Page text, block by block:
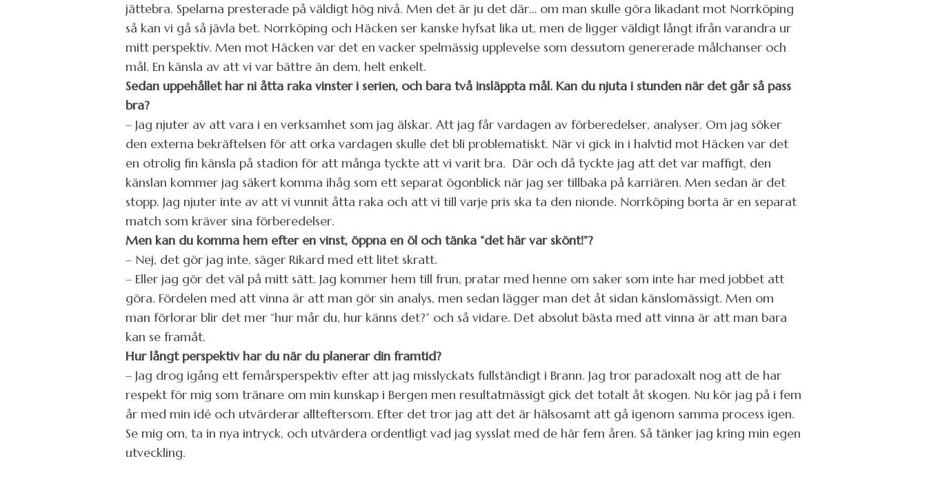
jättebra. Spelarna presterade på väldigt hög nivå. Men det är ju det där… om man skulle göra likadant mot Norrköping
så kan vi gå så jävla bet. Norrköping och Häcken ser kanske hyfsat lika ut, men de ligger väldigt långt ifrån varandra ur
mitt perspektiv. Men mot Häcken var det en vacker spelmässig upplevelse som dessutom genererade målchanser och
mål. En känsla av att vi var bättre än dem, helt enkelt.
Sedan uppehållet har ni åtta raka vinster i serien, och bara två insläppta mål. Kan du njuta i stunden när det går så pass
bra?
– Jag njuter av att vara i en verksamhet som jag älskar. Att jag får vardagen av förberedelser, analyser. Om jag söker
den externa bekräftelsen för att orka vardagen skulle det bli problematiskt. När vi gick in i halvtid mot Häcken var det
en otrolig fin känsla på stadion för att många tyckte att vi varit bra. Där och då tyckte jag att det var maffigt, den
känslan kommer jag säkert komma ihåg som ett separat ögonblick när jag ser tillbaka på karriären. Men sedan är det
stopp. Jag njuter inte av att vi vunnit åtta raka och att vi till varje pris ska ta den nionde. Norrköping borta är en separat
match som kräver sina förberedelser.
Men kan du komma hem efter en vinst, öppna en öl och tänka “det här var skönt!”?
– Nej, det gör jag inte, säger Rikard med ett litet skratt.
– Eller jag gör det väl på mitt sätt. Jag kommer hem till frun, pratar med henne om saker som inte har med jobbet att
göra. Fördelen med att vinna är att man gör sin analys, men sedan lägger man det åt sidan känslomässigt. Men om
man förlorar blir det mer “hur mår du, hur känns det?” och så vidare. Det absolut bästa med att vinna är att man bara
kan se framåt.
Hur långt perspektiv har du när du planerar din framtid?
– Jag drog igång ett femårsperspektiv efter att jag misslyckats fullständigt i Brann. Jag tror paradoxalt nog att de har
respekt för mig som tränare om min kunskap i Bergen men resultatmässigt gick det totalt åt skogen. Nu kör jag på i fem
år med min idé och utvärderar allteftersom. Efter det tror jag att det är hälsosamt att gå igenom samma process igen.
Se mig om, ta in nya intryck, och utvärdera ordentligt vad jag sysslat med de här fem åren. Så tänker jag kring min egen
utveckling.